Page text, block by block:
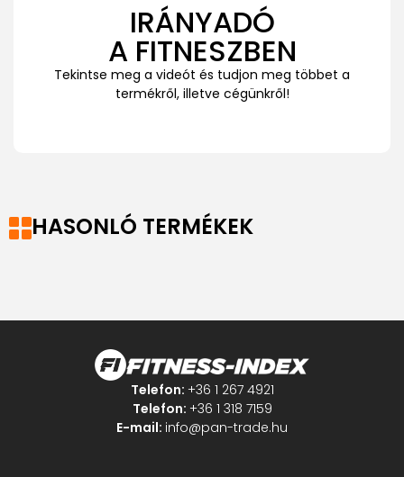
IRÁNYADÓ
A FITNESZBEN
Tekintse meg a videót és tudjon meg többet a
termékről, illetve cégünkről!
HASONLÓ TERMÉKEK
Telefon: +36 1 267 4921
Telefon: +36 1 318 7159
E-mail: info@pan-trade.hu